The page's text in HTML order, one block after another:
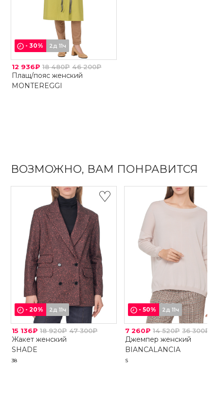
-30% 2д 11ч
12 936₽ 18 480₽ 46 200₽
Плащ/пояс женский
MONTEREGGI
ВОЗМОЖНО, ВАМ ПОНРАВИТСЯ
-20% 2д 11ч
15 136₽ 18 920₽ 47 300₽
Жакет женский
SHADE
38
-50% 2д 11ч
7 260₽ 14 520₽ 36 300₽
Джемпер женский
BIANCALANCIA
S